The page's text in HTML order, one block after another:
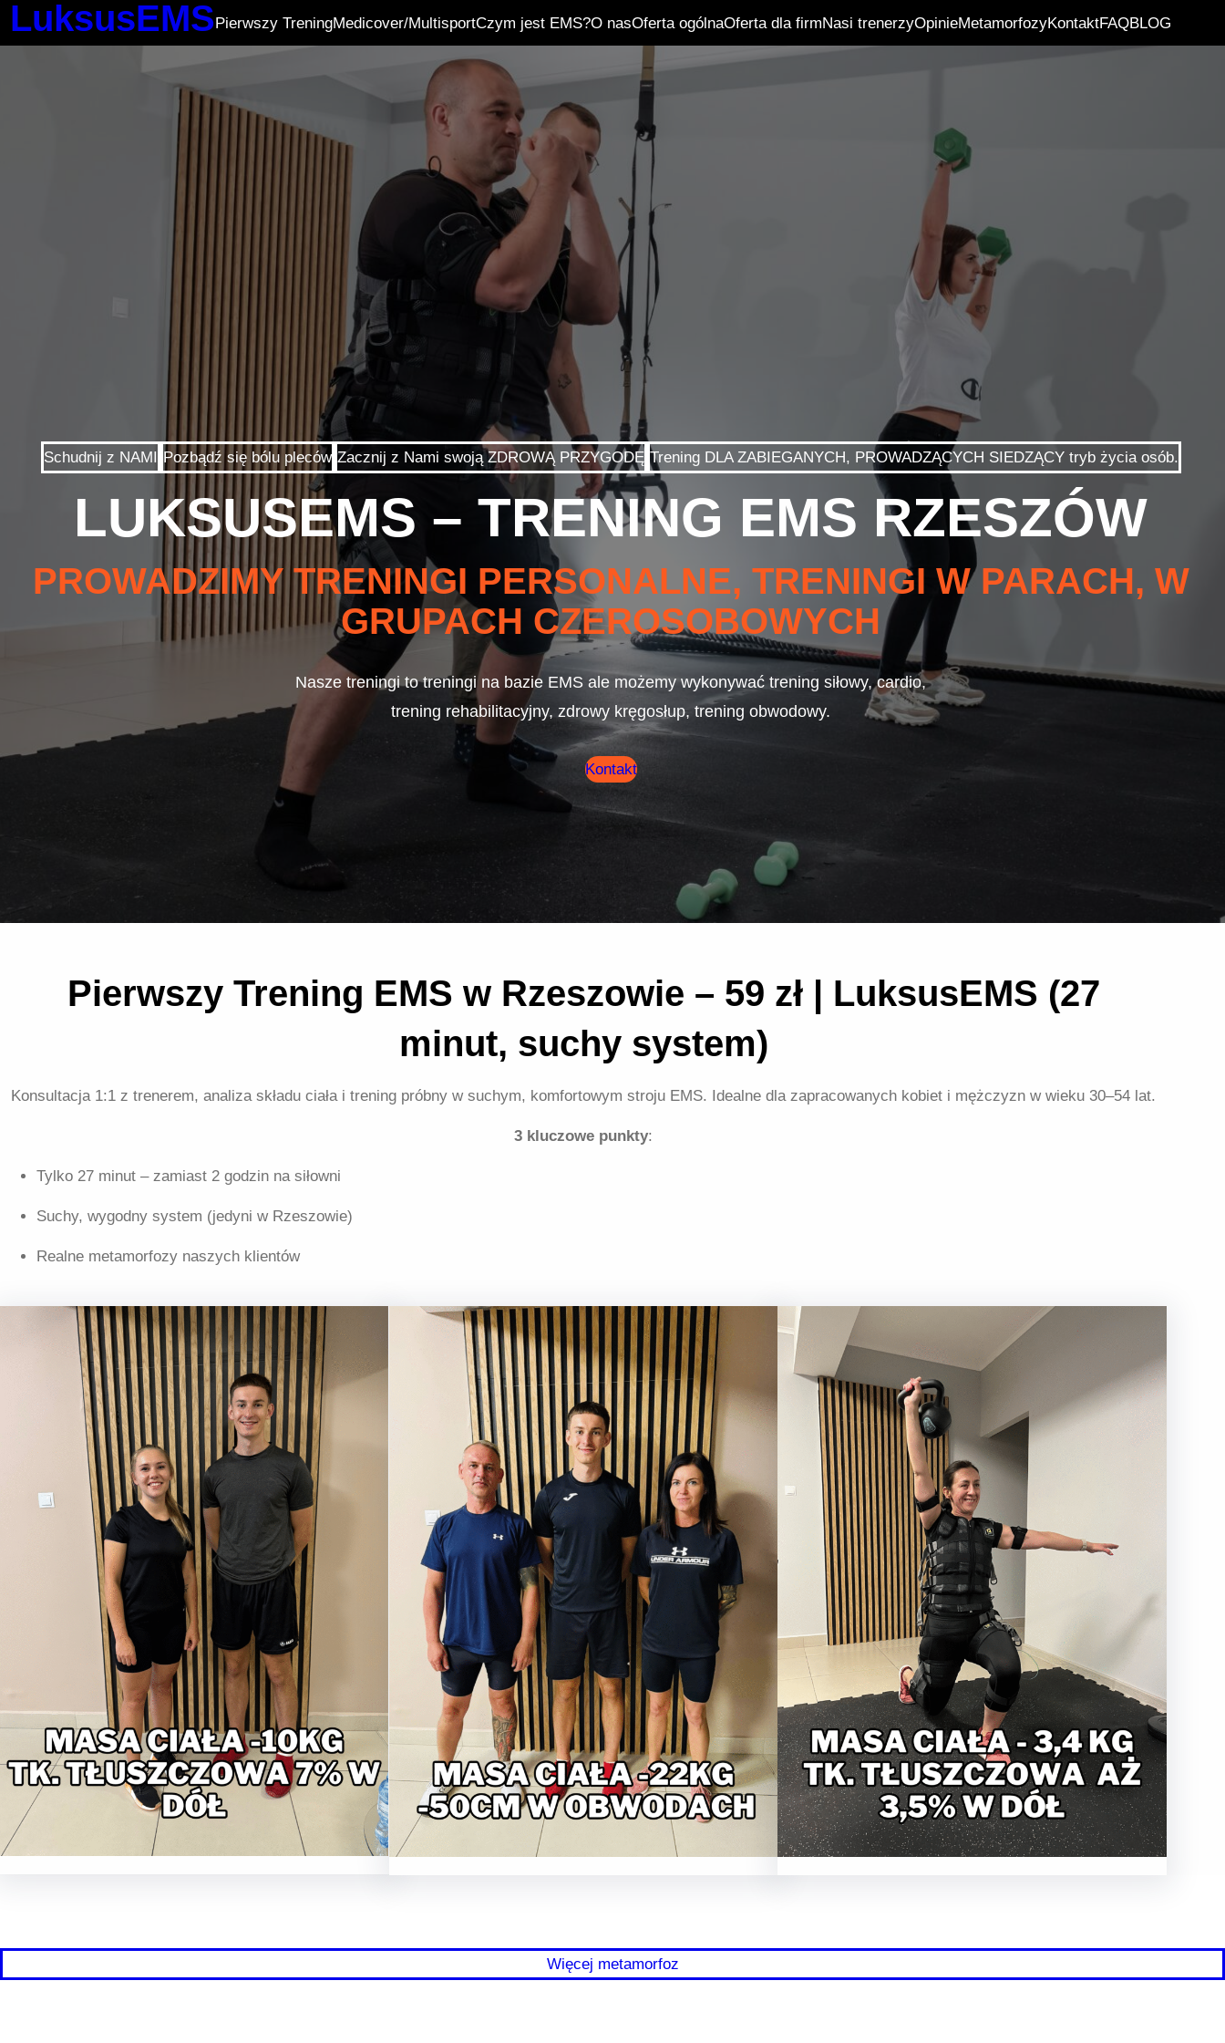
LuksusEMSPierwszy TreningMedicover/MultisportCzym jest EMS?O nasOferta ogólnaOferta dla firmNasi trenerzyOpinieMetamorfozyKontaktFAQBLOG
Schudnij z NAMI Pozbądź się bólu pleców Zacznij z Nami swoją ZDROWĄ PRZYGODĘ Trening DLA ZABIEGANYCH, PROWADZĄCYCH SIEDZĄCY tryb życia osób.
LUKSUSEMS – TRENING EMS RZESZÓW
PROWADZIMY TRENINGI PERSONALNE, TRENINGI W PARACH, W
GRUPACH CZEROSOBOWYCH
Nasze treningi to treningi na bazie EMS ale możemy wykonywać trening siłowy, cardio,
trening rehabilitacyjny, zdrowy kręgosłup, trening obwodowy.
Kontakt
Pierwszy Trening EMS w Rzeszowie – 59 zł | LuksusEMS (27
minut, suchy system)
Konsultacja 1:1 z trenerem, analiza składu ciała i trening próbny w suchym, komfortowym stroju EMS. Idealne dla zapracowanych kobiet i mężczyzn w wieku 30–54 lat.
3 kluczowe punkty:
Tylko 27 minut – zamiast 2 godzin na siłowni
Suchy, wygodny system (jedyni w Rzeszowie)
Realne metamorfozy naszych klientów
Więcej metamorfoz